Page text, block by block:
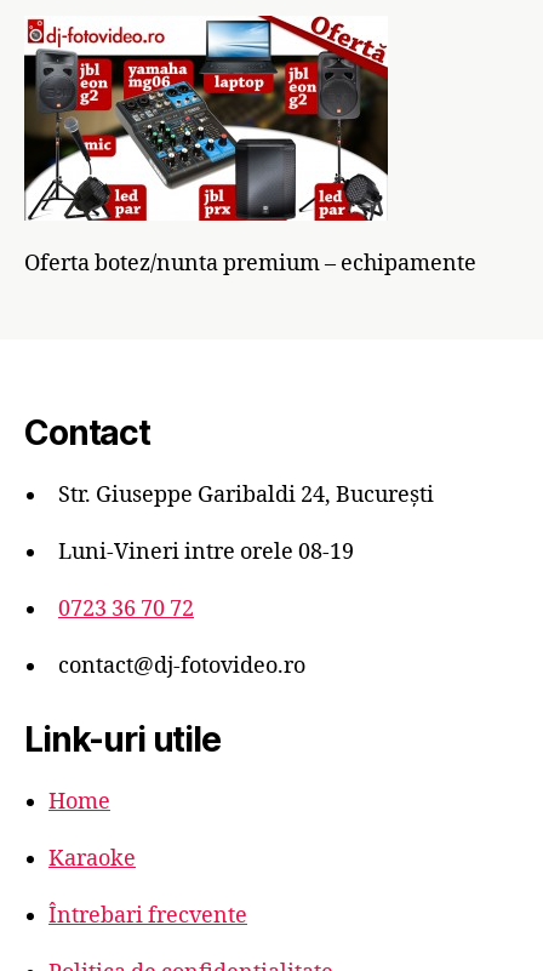
Oferta botez/nunta premium – echipamente
Contact
Str. Giuseppe Garibaldi 24, București
Luni-Vineri intre orele 08-19
0723 36 70 72
contact@dj-fotovideo.ro
Link-uri utile
Home
Karaoke
Întrebari frecvente